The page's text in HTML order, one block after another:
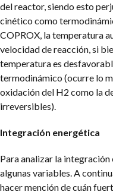
del reactor, siendo esto
cinético como
COPROX, la temperatura
velocidad de reacción, si
temperatura es
termodinámico (ocurre lo
oxidación del H2 como la
irreversibles).
Integración energética
Para analizar la
algunas variables. A
hacer mención de cuán